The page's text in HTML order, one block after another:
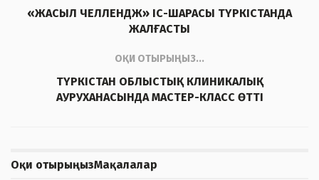
«ЖАСЫЛ ЧЕЛЛЕНДЖ» ІС-ШАРАСЫ ТҮРКІСТАНДА
ЖАЛҒАСТЫ
ОҚИ ОТЫРЫҢЫЗ...
ТҮРКІСТАН ОБЛЫСТЫҚ КЛИНИКАЛЫҚ
АУРУХАНАСЫНДА МАСТЕР-КЛАСС ӨТТІ
Оқи отырыңызМақалалар